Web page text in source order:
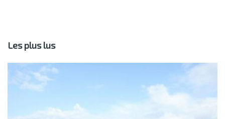
Les plus lus